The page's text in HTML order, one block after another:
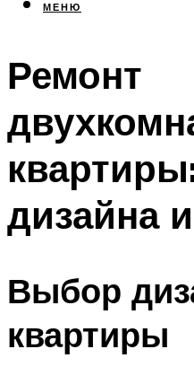
МЕНЮ
Ремонт
дизайна
Выбор
квартиры